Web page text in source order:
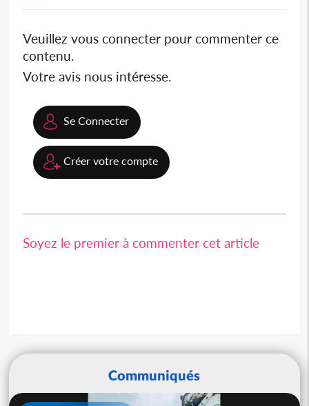
Veuillez vous connecter pour commenter ce
contenu.
Votre avis nous intéresse.
Se Connecter
Créer votre compte
Soyez le premier à commenter cet article
Communiqués